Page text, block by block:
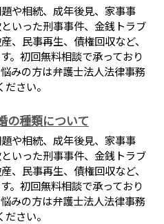
や相続、成年後見、家事事
いった刑事事件、金銭トラブ
、民事再生、債権回収など、
。初回無料相談で承っており
みの方は弁護士法人法律事務
さい。
の種類について
や相続、成年後見、家事事
いった刑事事件、金銭トラブ
、民事再生、債権回収など、
。初回無料相談で承っており
みの方は弁護士法人法律事務
さい。